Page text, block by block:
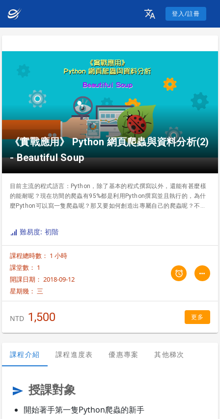
登入/註冊
《實戰應用》 Python 網頁爬蟲與資料分析(2)
- Beautiful Soup
目前主流的程式語言：Python，除了基本的程式撰寫以外，還能有甚麼樣
的能耐呢？現在坊間的爬蟲有95%都是利用Python撰寫並且執行的，為什
麼Python可以寫一隻爬蟲呢？那又要如何創造出專屬自己的爬蟲呢？不能
難易度: 初階
課程總時數： 1 小時
課堂數： 1
開課日期： 2018-09-12
星期幾： 三
NTD 1,500 更多
課程介紹 課程進度表 優惠專案 其他梯次
send 授課對象
開始著手第一隻Python爬蟲的新手